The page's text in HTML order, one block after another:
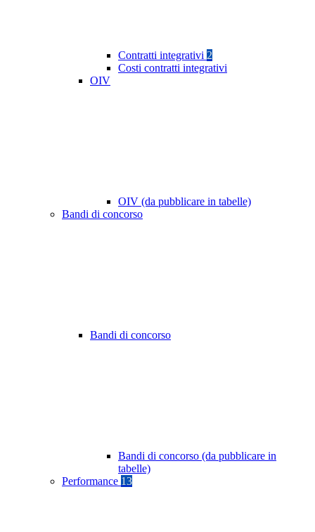
Contratti integrativi 2
Costi contratti integrativi
OIV
OIV (da pubblicare in tabelle)
Bandi di concorso
Bandi di concorso
Bandi di concorso (da pubblicare in
tabelle)
Performance 13